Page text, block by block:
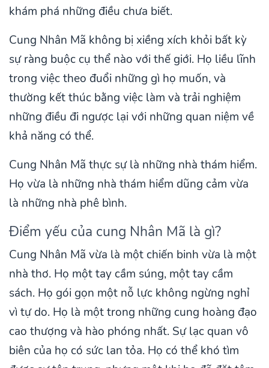
khám phá những điều chưa biết.
Cung Nhân Mã không bị xiềng xích khỏi bất kỳ
sự ràng buộc cụ thể nào với thế giới. Họ liều lĩnh
trong việc theo đuổi những gì họ muốn, và
thường kết thúc bằng việc làm và trải nghiệm
những điều đi ngược lại với những quan niệm về
khả năng có thể.
Cung Nhân Mã thực sự là những nhà thám hiểm.
Họ vừa là những nhà thám hiểm dũng cảm vừa
là những nhà phê bình.
Điểm yếu của cung Nhân Mã là gì?
Cung Nhân Mã vừa là một chiến binh vừa là một
nhà thơ. Họ một tay cầm súng, một tay cầm
sách. Họ gói gọn một nỗ lực không ngừng nghỉ
vì tự do. Họ là một trong những cung hoàng đạo
cao thượng và hào phóng nhất. Sự lạc quan vô
biên của họ có sức lan tỏa. Họ có thể khó tìm